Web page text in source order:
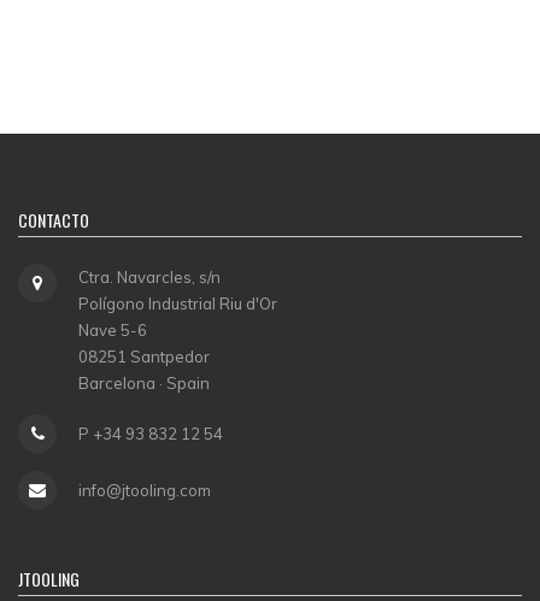
CONTACTO
Ctra. Navarcles, s/n
Polígono Industrial Riu d'Or
Nave 5-6
08251 Santpedor
Barcelona · Spain
P +34 93 832 12 54
info@jtooling.com
JTOOLING